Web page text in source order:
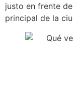
justo en frente
principal de la